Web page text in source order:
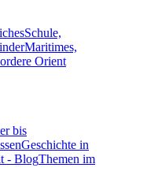
Schule,
Maritimes,
Orient
bis
Geschichte in
- BlogThemen im